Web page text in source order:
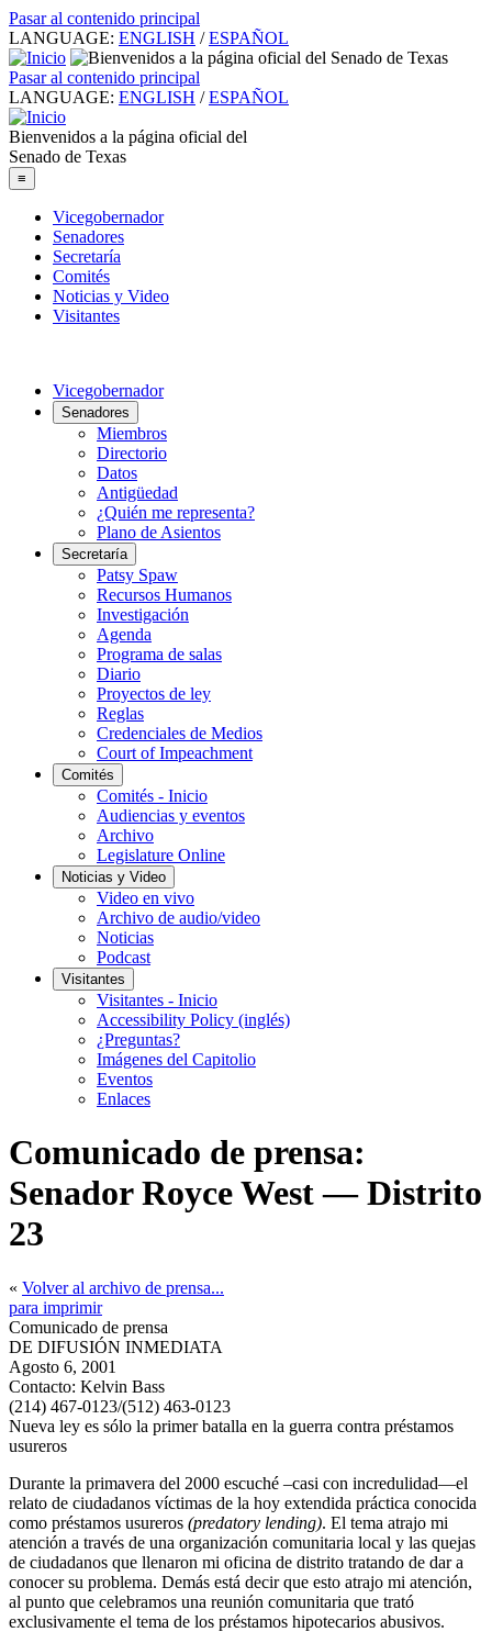
Pasar al contenido principal
LANGUAGE: ENGLISH / ESPAÑOL
Pasar al contenido principal
LANGUAGE: ENGLISH / ESPAÑOL
Bienvenidos a la página oficial del
Senado de Texas
≡
Vicegobernador
Senadores
Secretaría
Comités
Noticias y Video
Visitantes
Vicegobernador
Senadores
Miembros
Directorio
Datos
Antigüedad
¿Quién me representa?
Plano de Asientos
Secretaría
Patsy Spaw
Recursos Humanos
Investigación
Agenda
Programa de salas
Diario
Proyectos de ley
Reglas
Credenciales de Medios
Court of Impeachment
Comités
Comités - Inicio
Audiencias y eventos
Archivo
Legislature Online
Noticias y Video
Video en vivo
Archivo de audio/video
Noticias
Podcast
Visitantes
Visitantes - Inicio
Accessibility Policy (inglés)
¿Preguntas?
Imágenes del Capitolio
Eventos
Enlaces
Comunicado de prensa:
Senador Royce West — Distrito
23
« Volver al archivo de prensa...
para imprimir
Comunicado de prensa
DE DIFUSIÓN INMEDIATA
Agosto 6, 2001
Contacto: Kelvin Bass
(214) 467-0123/(512) 463-0123
Nueva ley es sólo la primer batalla en la guerra contra préstamos
usureros
Durante la primavera del 2000 escuché –casi con incredulidad—el
relato de ciudadanos víctimas de la hoy extendida práctica conocida
como préstamos usureros (predatory lending). El tema atrajo mi
atención a través de una organización comunitaria local y las quejas
de ciudadanos que llenaron mi oficina de distrito tratando de dar a
conocer su problema. Demás está decir que esto atrajo mi atención,
al punto que celebramos una reunión comunitaria que trató
exclusivamente el tema de los préstamos hipotecarios abusivos.